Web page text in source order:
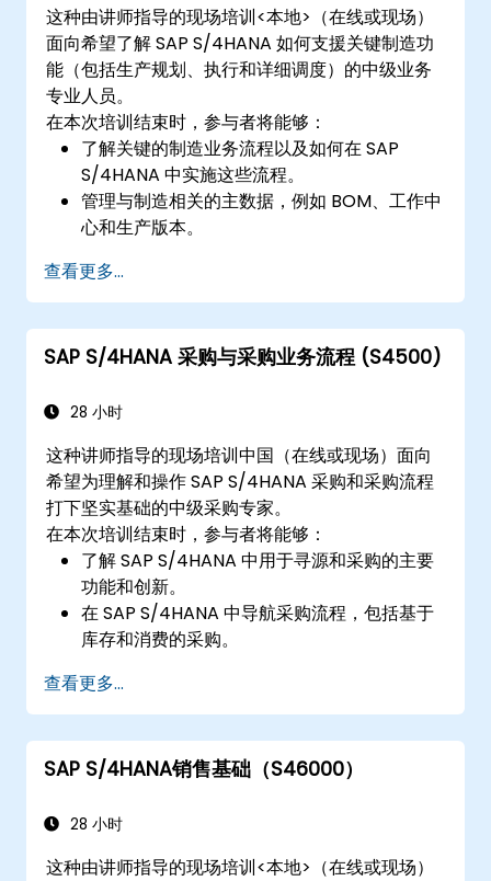
这种由讲师指导的现场培训<本地>（在线或现场）
面向希望了解 SAP S/4HANA 如何支援关键制造功
能（包括生产规划、执行和详细调度）的中级业务
专业人员。
在本次培训结束时，参与者将能够：
了解关键的制造业务流程以及如何在 SAP
S/4HANA 中实施这些流程。
管理与制造相关的主数据，例如 BOM、工作中
心和生产版本。
计划和产能计划。
执行和监控生产订单，包括品质管理和车间控
制。
使用 SAP S/4HANA 工具分析生产数据并生成
查看更多...
SAP S/4HANA 采购与采购业务流程 (S4500)
28 小时
这种讲师指导的现场培训中国（在线或现场）面向
希望为理解和操作 SAP S/4HANA 采购和采购流程
打下坚实基础的中级采购专家。
在本次培训结束时，参与者将能够：
了解 SAP S/4HANA 中用于寻源和采购的主要
功能和创新。
在 SAP S/4HANA 中导航采购流程，包括基于
库存和消费的采购。
主记录。
执行采购流程，例如采购申请、采购订单和收
货。
使用 SAP 个 Fiori 应用程式和与采购相关的 KPI
查看更多...
SAP S/4HANA销售基础（S46000）
28 小时
这种由讲师指导的现场培训<本地>（在线或现场）